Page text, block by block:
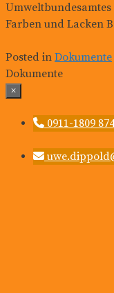
Farben und Lacken
Posted in Dokumente
Dokumente
×
0911-1809 874